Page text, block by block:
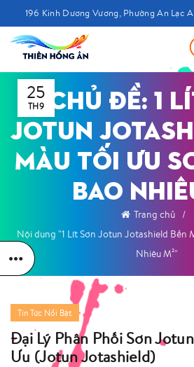
196 Kinh Dương Vương, Phường An Lạc
CHỦ ĐỀ: 1
JOTUN
MÀU TỐI ƯU
BAO
Trang chủ
Nội dung "1 Lít Sơn Jotun Jotashield Bền
Nhiêu M²"
25
TH9
Tin Tức Nổi Bật
Đại Lý Phân Phối Sơn
Ưu (Jotun Jotashield)